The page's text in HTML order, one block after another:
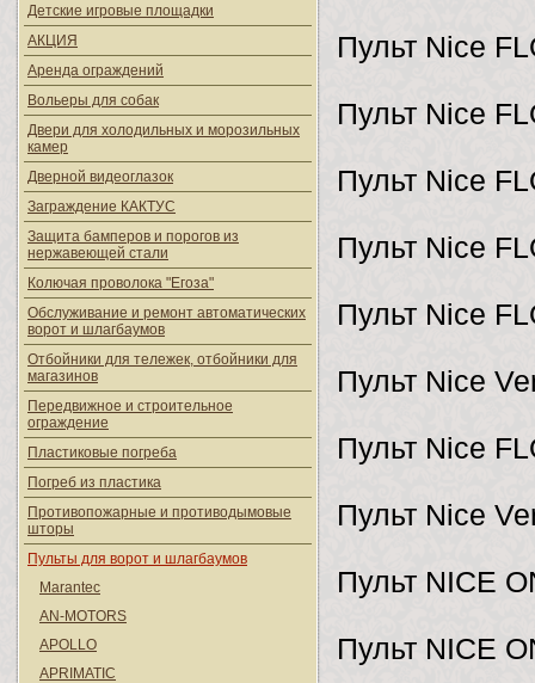
Детские игровые площадки
АКЦИЯ
Аренда ограждений
Вольеры для собак
Двери для холодильных и морозильных
камер
Дверной видеоглазок
Заграждение КАКТУС
Защита бамперов и порогов из
нержавеющей стали
Колючая проволока "Егоза"
Обслуживание и ремонт автоматических
ворот и шлагбаумов
Отбойники для тележек, отбойники для
магазинов
Передвижное и строительное
ограждение
Пластиковые погреба
Погреб из пластика
Противопожарные и противодымовые
шторы
Пульты для ворот и шлагбаумов
Marantec
AN-MOTORS
APOLLO
APRIMATIC
Пульт Nice
Пульт Nice
Пульт Nice
Пульт Nice
Пульт Nice
Пульт Nice
Пульт Nice
Пульт Nice
Пульт NICE
Пульт NICE